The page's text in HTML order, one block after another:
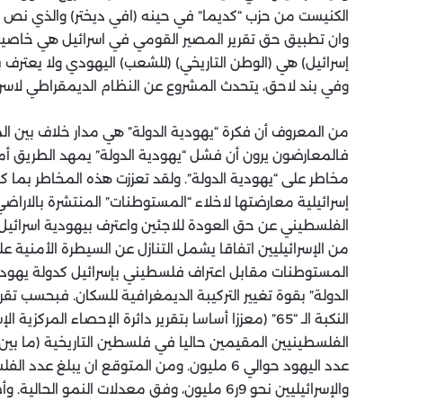
الكنيست من حزب “كديما” في حينه (افي ديختر) والذي
وان تطبيق حق تقرير المصير القومي في اسرائيل هي
إسرائيل) هي (الوطن التاريخي) (للشعب) اليهودي ولا
وفي بند لاحق، يتحدث المشروع عن النظام الديمقراطي
من المعروف أن فكرة “يهودية الدولة” هي مدار خلاف بين
فالمعارضون يرون أن فشل “يهودية الدولة” يمهد الطريق
مخاطر على “يهودية الدولة”. ولقد تعززت هذه المخاطر بما
من الإسرائيليين اتفاقا يشمل التنازل عن السيطرة
المستوطنات مقابل اعتراف فلسطيني بإسرائيل كدولة
الدولة” بقوة تغيير التركيبة الديمغرافية للسكان. فبحسب